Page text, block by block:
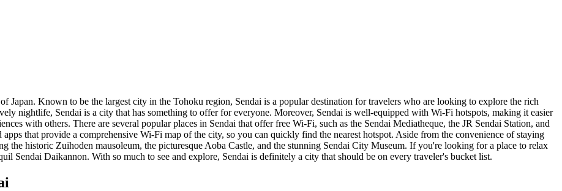
Japan. Known to be the largest city in the Tohoku region, Sendai is a popular destination for travelers who are looking to explore the rich
nightlife, Sendai is a city that has something to offer for everyone. Moreover, Sendai is well-equipped with Wi-Fi hotspots, making it easier
with others. There are several popular places in Sendai that offer free Wi-Fi, such as the Sendai Mediatheque, the JR Sendai Station, and
that provide a comprehensive Wi-Fi map of the city, so you can quickly find the nearest hotspot. Aside from the convenience of staying
the historic Zuihoden mausoleum, the picturesque Aoba Castle, and the stunning Sendai City Museum. If you're looking for a place to relax
Sendai Daikannon. With so much to see and explore, Sendai is definitely a city that should be on every traveler's bucket list.